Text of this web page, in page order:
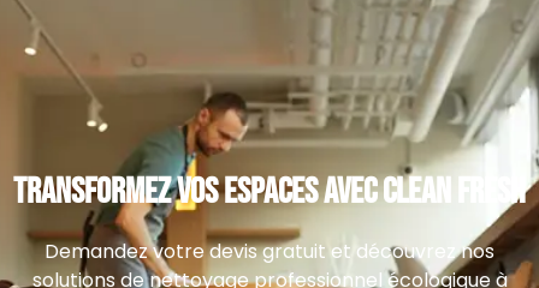
TRANSFORMEZ VOS ESPACES AVEC CLEAN FRESH
Demandez votre devis gratuit et découvrez nos
solutions de nettoyage professionnel écologique à